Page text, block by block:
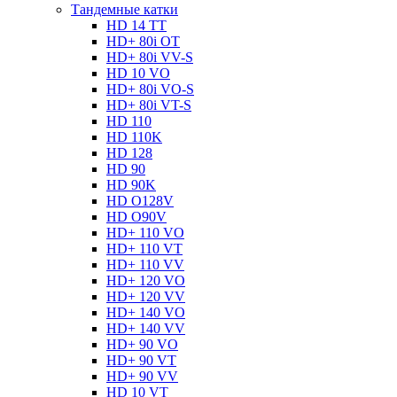
Тандемные катки
HD 14 TT
HD+ 80i OT
HD+ 80i VV-S
HD 10 VO
HD+ 80i VO-S
HD+ 80i VT-S
HD 110
HD 110K
HD 128
HD 90
HD 90K
HD O128V
HD O90V
HD+ 110 VO
HD+ 110 VT
HD+ 110 VV
HD+ 120 VO
HD+ 120 VV
HD+ 140 VO
HD+ 140 VV
HD+ 90 VO
HD+ 90 VT
HD+ 90 VV
HD 10 VT